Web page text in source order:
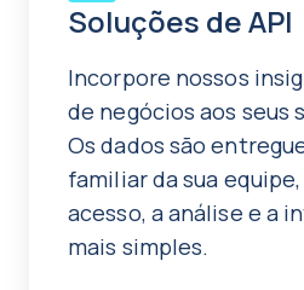
Soluções de API
Incorpore nossos
de negócios aos seus
Os dados são
familiar da sua
acesso, a análise e a
mais simples.